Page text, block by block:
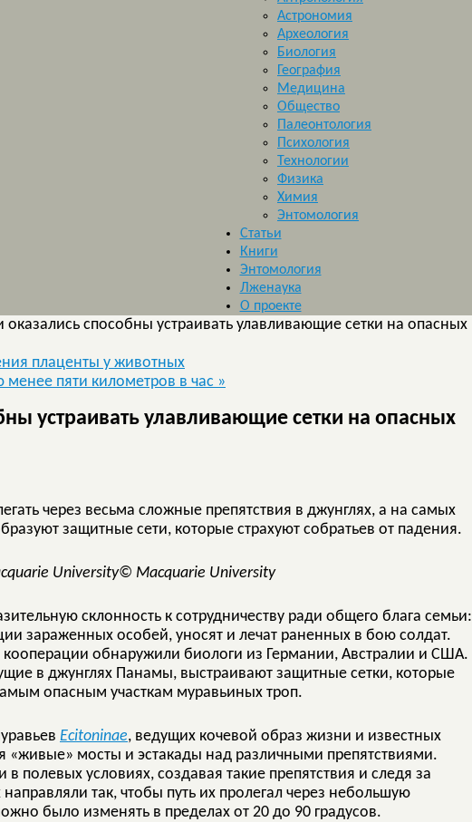
Астрономия
Археология
Биология
География
Медицина
Общество
Палеонтология
Психология
Технологии
Физика
Химия
Энтомология
Статьи
Книги
Энтомология
Лженаука
О проекте
оказались способны устраивать улавливающие сетки на опасных
плаценты у животных
менее пяти километров в час »
устраивать улавливающие сетки на опасных
через весьма сложные препятствия в джунглях, а на самых
защитные сети, которые страхуют собратьев от падения.
© Macquarie University
склонность к сотрудничеству ради общего блага семьи:
зараженных особей, уносят и лечат раненных в бою солдат.
обнаружили биологи из Германии, Австралии и США.
в джунглях Панамы, выстраивают защитные сетки, которые
опасным участкам муравьиных троп.
Ecitoninae, ведущих кочевой образ жизни и известных
«живые» мосты и эстакады над различными препятствиями.
полевых условиях, создавая такие препятствия и следя за
так, чтобы путь их пролегал через небольшую
было изменять в пределах от 20 до 90 градусов.